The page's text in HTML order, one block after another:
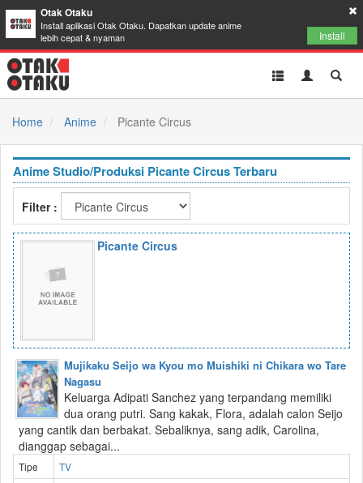
Otak Otaku
Install aplikasi Otak Otaku. Dapatkan update anime
lebih cepat & nyaman
Install
Toggle
Toggle
Home
Anime Picante Circus
Anime Studio/Produksi Picante Circus Terbaru
Filter :
Picante Circus
Mujikaku Seijo wa Kyou mo Muishiki ni Chikara wo Tare
Nagasu
Keluarga Adipati Sanchez yang terpandang memiliki
dua orang putri. Sang kakak, Flora, adalah calon Seijo
yang cantik dan berbakat. Sebaliknya, sang adik, Carolina,
dianggap sebagai...
Tipe
TV